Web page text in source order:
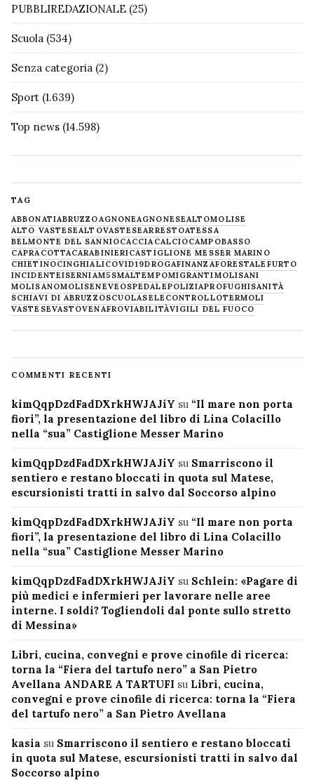
PUBBLIREDAZIONALE (25)
Scuola (534)
Senza categoria (2)
Sport (1.639)
Top news (14.598)
TAG
ABBONATIABRUZZOAGNONEAGNONESEALTOMOLISE
ALTO VASTESEALTOVASTESEARRESTOATESSA
BELMONTE DEL SANNIOCACCIACALCIOCAMPOBASSO
CAPRACOTTACARABINIERICASTIGLIONE MESSER MARINO
CHIETINOCINGHIALICOVID19DROGAFINANZAFORESTALE FURTO
INCIDENTEISERNIAM5SMALTEMPOMIGRANTIMOLISANI
MOLISANOMOLISENEVE OSPEDALEPOLIZIAPROFUGHISANITÀ
SCHIAVI DI ABRUZZOSCUOLASELECONTROLLOTERMOLI
VASTESEVASTOVENAFROVIABILITÀVIGILI DEL FUOCO
COMMENTI RECENTI
kimQqpDzdFadDXrkHWJAJiY su “Il mare non porta
fiori”, la presentazione del libro di Lina Colacillo
nella “sua” Castiglione Messer Marino
kimQqpDzdFadDXrkHWJAJiY su Smarriscono il
sentiero e restano bloccati in quota sul Matese,
escursionisti tratti in salvo dal Soccorso alpino
kimQqpDzdFadDXrkHWJAJiY su “Il mare non porta
fiori”, la presentazione del libro di Lina Colacillo
nella “sua” Castiglione Messer Marino
kimQqpDzdFadDXrkHWJAJiY su Schlein: «Pagare di
più medici e infermieri per lavorare nelle aree
interne. I soldi? Togliendoli dal ponte sullo stretto
di Messina»
Libri, cucina, convegni e prove cinofile di ricerca:
torna la “Fiera del tartufo nero” a San Pietro
Avellana ANDARE A TARTUFI su Libri, cucina,
convegni e prove cinofile di ricerca: torna la “Fiera
del tartufo nero” a San Pietro Avellana
kasia su Smarriscono il sentiero e restano bloccati
in quota sul Matese, escursionisti tratti in salvo dal
Soccorso alpino